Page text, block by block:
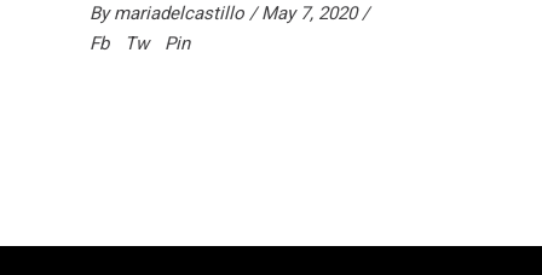
Bymariadelcastillo
May 7, 2020
Fb
Tw Pin